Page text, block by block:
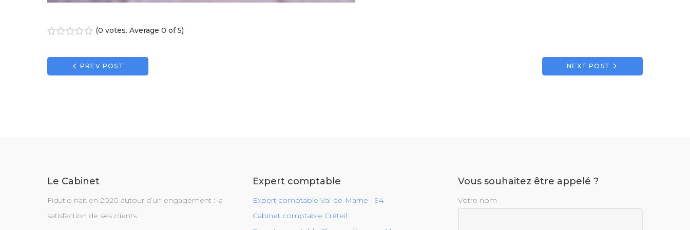
(0 votes. Average 0 of 5)
Navigation
PREV POST NEXT POST
Le Cabinet
Fidutio nait en 2020 autour d’un engagement : la
satisfaction de ses clients.
Expert comptable
Expert comptable Val-de-Marne - 94
Cabinet comptable Créteil
Vous souhaitez être appelé ?
Votre nom